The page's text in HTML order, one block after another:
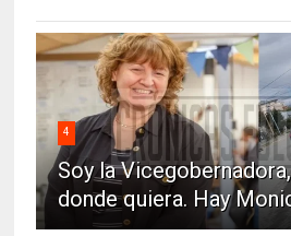
4
Soy la
donde quiera. Hay